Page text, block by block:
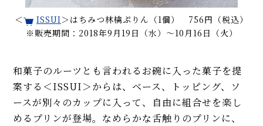
＜ ISSUI＞はちみつ林檎ぷりん（1個） 756円（税込）
※販売期間：2018年9月19日（水）〜10月16日（火）
和菓子のルーツとも言われるお碗に入った菓子を提
案する＜ISSUI＞からは、ベース、トッピング、ソ
ースが別々のカップに入って、自由に組合せを楽し
めるプリンが登場。なめらかな舌触りのプリンに、